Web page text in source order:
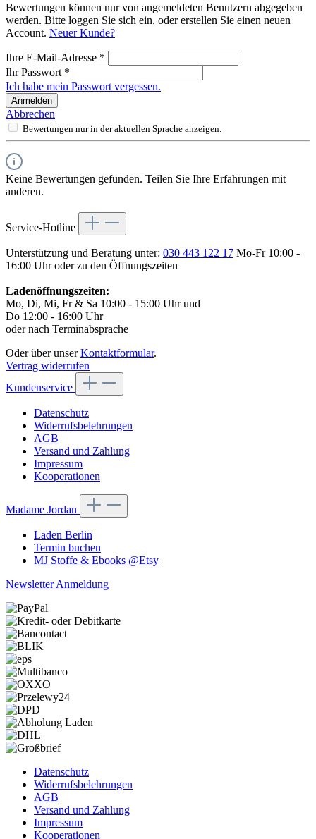
Bewertungen können nur von angemeldeten Benutzern abgegeben
werden. Bitte loggen Sie sich ein, oder erstellen Sie einen neuen
Account. Neuer Kunde?
Ihre E-Mail-Adresse *
Ihr Passwort *
Ich habe mein Passwort vergessen.
Anmelden
Abbrechen
Bewertungen nur in der aktuellen Sprache anzeigen.
Keine Bewertungen gefunden. Teilen Sie Ihre Erfahrungen mit
anderen.
Service-Hotline
Unterstützung und Beratung unter: 030 443 122 17 Mo-Fr 10:00 -
16:00 Uhr oder zu den Öffnungszeiten
Ladenöffnungszeiten:
Mo, Di, Mi, Fr & Sa 10:00 - 15:00 Uhr und
Do 12:00 - 16:00 Uhr
oder nach Terminabsprache
Oder über unserKontaktformular.
Vertrag widerrufen
Kundenservice
Datenschutz
Widerrufsbelehrungen
AGB
Versand und Zahlung
Impressum
Kooperationen
Madame Jordan
Laden Berlin
Termin buchen
MJ Stoffe & Ebooks @Etsy
Newsletter Anmeldung
Datenschutz
Widerrufsbelehrungen
AGB
Versand und Zahlung
Impressum
Kooperationen